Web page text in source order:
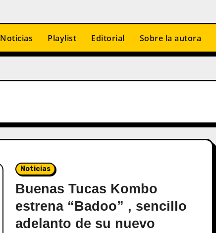
Noticias Playlist Editorial Sobre la autora
Noticias
Buenas Tucas Kombo
estrena “Badoo” , sencillo
adelanto de su nuevo